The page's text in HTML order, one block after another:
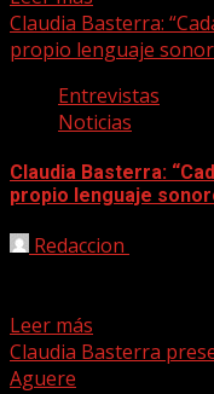
Claudia Basterra:
propio lenguaje
Entrevistas
Noticias
Claudia Basterra:
propio lenguaje
Redaccion
Leer más
Claudia Basterra
Aguere